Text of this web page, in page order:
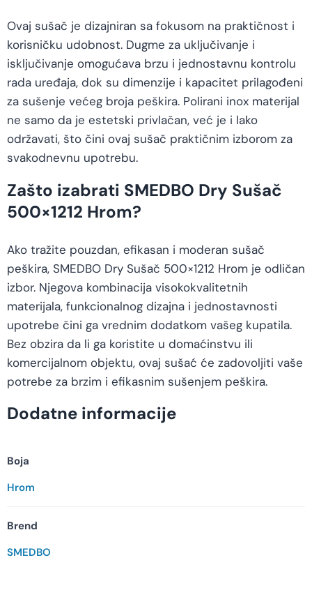
Ovaj sušač je dizajniran sa fokusom na praktičnost i
korisničku udobnost. Dugme za uključivanje i
isključivanje omogućava brzu i jednostavnu kontrolu
rada uređaja, dok su dimenzije i kapacitet prilagođeni
za sušenje većeg broja peškira. Polirani inox materijal
ne samo da je estetski privlačan, već je i lako
održavati, što čini ovaj sušač praktičnim izborom za
svakodnevnu upotrebu.
Zašto izabrati SMEDBO Dry Sušač
500×1212 Hrom?
Ako tražite pouzdan, efikasan i moderan sušač
peškira, SMEDBO Dry Sušač 500×1212 Hrom je odličan
izbor. Njegova kombinacija visokokvalitetnih
materijala, funkcionalnog dizajna i jednostavnosti
upotrebe čini ga vrednim dodatkom vašeg kupatila.
Bez obzira da li ga koristite u domaćinstvu ili
komercijalnom objektu, ovaj sušać će zadovoljiti vaše
potrebe za brzim i efikasnim sušenjem peškira.
Dodatne informacije
Boja
Hrom
Brend
SMEDBO